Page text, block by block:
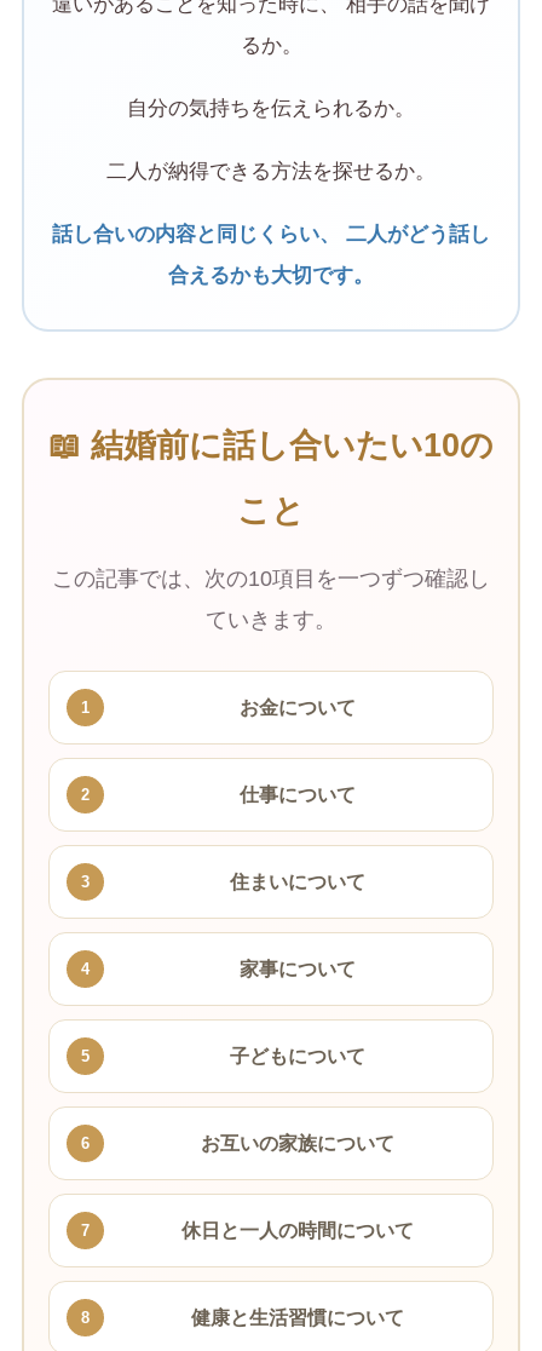
違いがあることを知った時に、 相手の話を聞け
るか。
自分の気持ちを伝えられるか。
二人が納得できる方法を探せるか。
話し合いの内容と同じくらい、 二人がどう話し
合えるかも大切です。
📖 結婚前に話し合いたい10の
こと
この記事では、次の10項目を一つずつ確認し
ていきます。
1 お金について
2 仕事について
3 住まいについて
4 家事について
5 子どもについて
6 お互いの家族について
7 休日と一人の時間について
8 健康と生活習慣について